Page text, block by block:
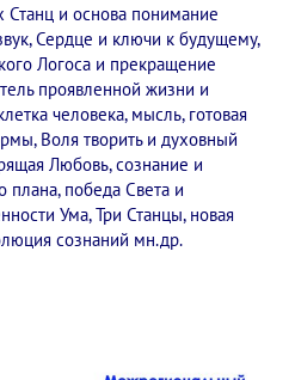
и основа понимание
Сердце и ключи к будущему,
Логоса и прекращение
проявленной жизни и
человека, мысль, готовая
Воля творить и духовный
Любовь, сознание и
плана, победа Света и
Ума, Три Станцы, новая
сознаний мн.др.